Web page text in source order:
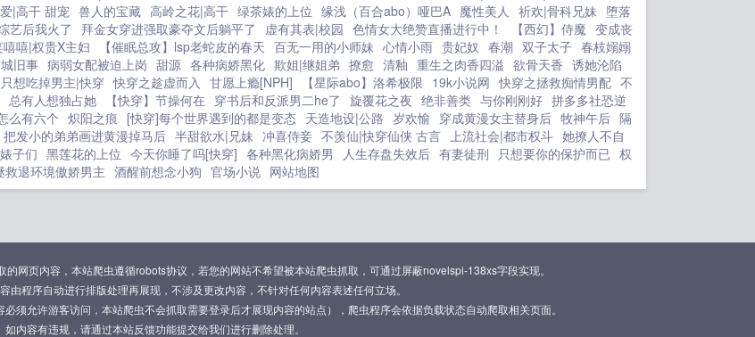
|高干 甜宠 兽人的宝藏 高岭之花|高干 绿茶婊的上位 缘浅（百合abo）哑巴A 魔性美人 祈欢|骨科兄妹 堕落
艺后我火了 拜金女穿进强取豪夺文后躺平了 虚有其表|校园 色情女大绝赞直播进行中！ 【西幻】侍魔 变成丧
嘻|权贵X主妇 【催眠总攻】lsp老蛇皮的春天 百无一用的小师妹 心情小雨 贵妃奴 春潮 双子太子 春枝嫋嫋
旧事 病弱女配被迫上岗 甜源 各种病娇黑化 欺姐|继姐弟 撩愈 清釉 重生之肉香四溢 欲骨天香 诱她沦陷
想吃掉男主|快穿 快穿之趁虚而入 甘愿上瘾[NPH] 【星际abo】洛希极限 19k小说网 快穿之拯救痴情男配 不
总有人想独占她 【快穿】节操何在 穿书后和反派男二he了 旋覆花之夜 绝非善类 与你刚刚好 拼多多社恐逆
么有六个 炽阳之痕 [快穿]每个世界遇到的都是变态 天造地设|公路 岁欢愉 穿成黄漫女主替身后 牧神午后 隔
把发小的弟弟画进黄漫掉马后 半甜欲水|兄妹 冲喜侍妾 不羡仙|快穿仙侠 古言 上流社会|都市权斗 她撩人不自
子们 黑莲花的上位 今天你睡了吗[快穿] 各种黑化病娇男 人生存盘失效后 有妻徒刑 只想要你的保护而已 权
救退环境傲娇男主 酒醒前想念小狗 官场小说 网站地图
网页内容，本站爬虫遵循robots协议，若您的网站不希望被本站爬虫抓取，可通过屏蔽novelspi-138xs字段实现。
由程序自动进行排版处理再展现，不涉及更改内容，不针对任何内容表述任何立场。
须允许游客访问，本站爬虫不会抓取需要登录后才展现内容的站点），爬虫程序会依据负载状态自动爬取相关页面。
如内容有违规，请通过本站反馈功能提交给我们进行删除处理。